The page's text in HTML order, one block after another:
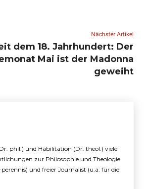
Nächster Artikel
dem 18. Jahrhundert: Der
Mai ist der Madonna
geweiht
phil.) und Habilitation (Dr. theol.) viele
zur Philosophie und Theologie
und freier Journalist (u.a. für die